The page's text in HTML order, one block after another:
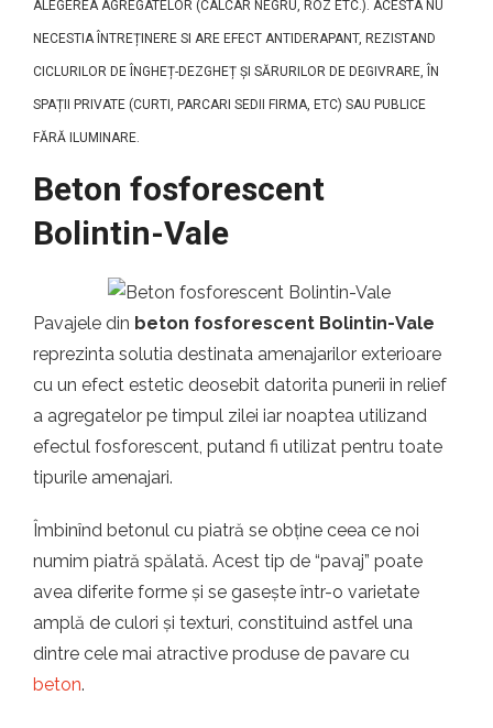
ALEGEREA AGREGATELOR (CALCAR NEGRU, ROZ ETC.). ACESTA NU
NECESTIA ÎNTREȚINERE SI ARE EFECT ANTIDERAPANT, REZISTAND
CICLURILOR DE ÎNGHEȚ-DEZGHEȚ ȘI SĂRURILOR DE DEGIVRARE, ÎN
SPAȚII PRIVATE (CURTI, PARCARI SEDII FIRMA, ETC) SAU PUBLICE
FĂRĂ ILUMINARE.
Beton fosforescent
Bolintin-Vale
Pavajele din beton fosforescent Bolintin-Vale
reprezinta solutia destinata amenajarilor exterioare
cu un efect estetic deosebit datorita punerii in relief
a agregatelor pe timpul zilei iar noaptea utilizand
efectul fosforescent, putand fi utilizat pentru toate
tipurile amenajari.
Îmbinînd betonul cu piatră se obține ceea ce noi
numim piatră spălată. Acest tip de “pavaj” poate
avea diferite forme și se gasește într-o varietate
amplă de culori și texturi, constituind astfel una
dintre cele mai atractive produse de pavare cu
beton.